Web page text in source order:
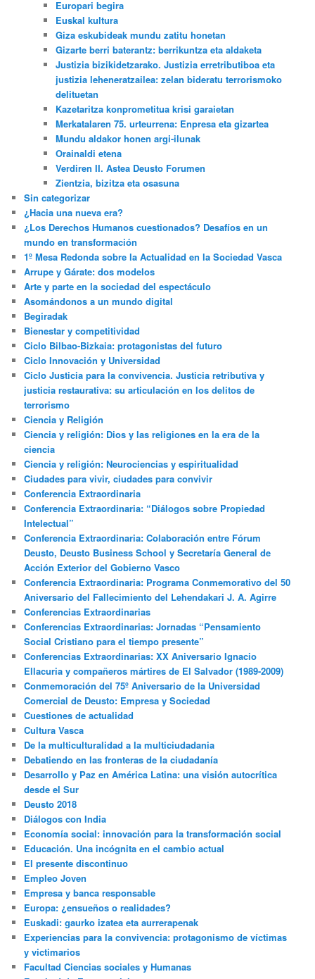
Europari begira
Euskal kultura
Giza eskubideak mundu zatitu honetan
Gizarte berri baterantz: berrikuntza eta aldaketa
Justizia bizikidetzarako. Justizia erretributiboa eta
justizia leheneratzailea: zelan bideratu terrorismoko
delituetan
Kazetaritza konprometitua krisi garaietan
Merkatalaren 75. urteurrena: Enpresa eta gizartea
Mundu aldakor honen argi-ilunak
Orainaldi etena
Verdiren II. Astea Deusto Forumen
Zientzia, bizitza eta osasuna
Sin categorizar
¿Hacia una nueva era?
¿Los Derechos Humanos cuestionados? Desafíos en un
mundo en transformación
1º Mesa Redonda sobre la Actualidad en la Sociedad Vasca
Arrupe y Gárate: dos modelos
Arte y parte en la sociedad del espectáculo
Asomándonos a un mundo digital
Begiradak
Bienestar y competitividad
Ciclo Bilbao-Bizkaia: protagonistas del futuro
Ciclo Innovación y Universidad
Ciclo Justicia para la convivencia. Justicia retributiva y
justicia restaurativa: su articulación en los delitos de
terrorismo
Ciencia y Religión
Ciencia y religión: Dios y las religiones en la era de la
ciencia
Ciencia y religión: Neurociencias y espiritualidad
Ciudades para vivir, ciudades para convivir
Conferencia Extraordinaria
Conferencia Extraordinaria: “Diálogos sobre Propiedad
Intelectual”
Conferencia Extraordinaria: Colaboración entre Fórum
Deusto, Deusto Business School y Secretaría General de
Acción Exterior del Gobierno Vasco
Conferencia Extraordinaria: Programa Conmemorativo del 50
Aniversario del Fallecimiento del Lehendakari J. A. Agirre
Conferencias Extraordinarias
Conferencias Extraordinarias: Jornadas “Pensamiento
Social Cristiano para el tiempo presente”
Conferencias Extraordinarias: XX Aniversario Ignacio
Ellacuria y compañeros mártires de El Salvador (1989-2009)
Conmemoración del 75º Aniversario de la Universidad
Comercial de Deusto: Empresa y Sociedad
Cuestiones de actualidad
Cultura Vasca
De la multiculturalidad a la multiciudadania
Debatiendo en las fronteras de la ciudadanía
Desarrollo y Paz en América Latina: una visión autocrítica
desde el Sur
Deusto 2018
Diálogos con India
Economía social: innovación para la transformación social
Educación. Una incógnita en el cambio actual
El presente discontinuo
Empleo Joven
Empresa y banca responsable
Europa: ¿ensueños o realidades?
Euskadi: gaurko izatea eta aurrerapenak
Experiencias para la convivencia: protagonismo de víctimas
y victimarios
Facultad Ciencias sociales y Humanas